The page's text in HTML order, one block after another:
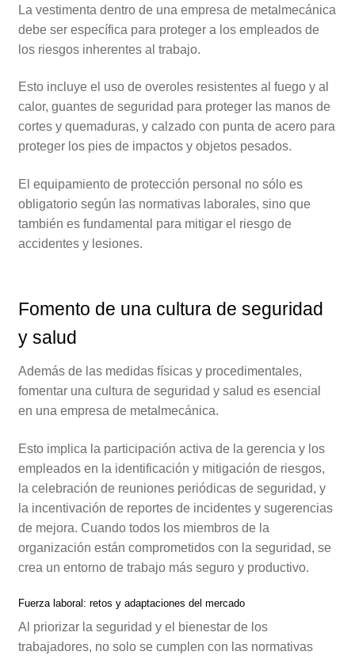
La vestimenta dentro de una empresa de metalmecánica
debe ser específica para proteger a los empleados de
los riesgos inherentes al trabajo.
Esto incluye el uso de overoles resistentes al fuego y al
calor, guantes de seguridad para proteger las manos de
cortes y quemaduras, y calzado con punta de acero para
proteger los pies de impactos y objetos pesados.
El equipamiento de protección personal no sólo es
obligatorio según las normativas laborales, sino que
también es fundamental para mitigar el riesgo de
accidentes y lesiones.
Fomento de una cultura de seguridad
y salud
Además de las medidas físicas y procedimentales,
fomentar una cultura de seguridad y salud es esencial
en una empresa de metalmecánica.
Esto implica la participación activa de la gerencia y los
empleados en la identificación y mitigación de riesgos,
la celebración de reuniones periódicas de seguridad, y
la incentivación de reportes de incidentes y sugerencias
de mejora. Cuando todos los miembros de la
organización están comprometidos con la seguridad, se
crea un entorno de trabajo más seguro y productivo.
Fuerza laboral: retos y adaptaciones del mercado
Al priorizar la seguridad y el bienestar de los
trabajadores, no solo se cumplen con las normativas